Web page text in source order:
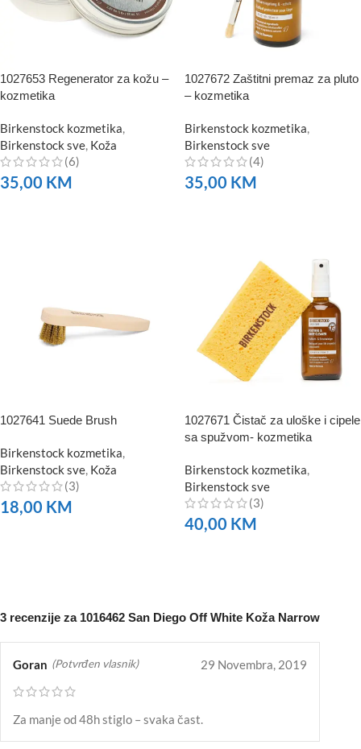
1027653 Regenerator za kožu –
kozmetika
Birkenstock kozmetika
Birkenstock sve Koža
(6)
35,00 KM
1027672 Zaštitni premaz za pluto
– kozmetika
Birkenstock kozmetika
Birkenstock sve
(4)
35,00 KM
1027641 Suede Brush
Birkenstock kozmetika
Birkenstock sve Koža
(3)
18,00 KM
1027671 Čistač za uloške i cipele
sa spužvom- kozmetika
Birkenstock kozmetika
Birkenstock sve
(3)
40,00 KM
3 recenzije za 1016462 San Diego Off White Koža Narrow
Goran (Potvrđen vlasnik) 29 Novembra, 2019
Za manje od 48h stiglo – svaka čast.